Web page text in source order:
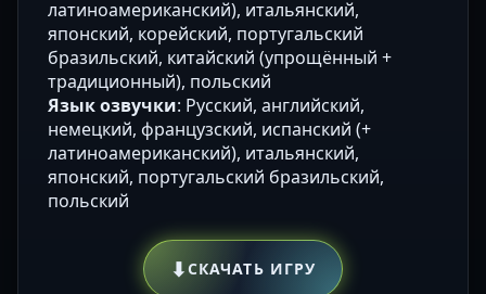
латиноамериканский), итальянский,
японский, корейский, португальский
бразильский, китайский (упрощённый +
традиционный), польский
Язык озвучки: Русский, английский,
немецкий, французский, испанский (+
латиноамериканский), итальянский,
японский, португальский бразильский,
польский
⬇СКАЧАТЬ ИГРУ